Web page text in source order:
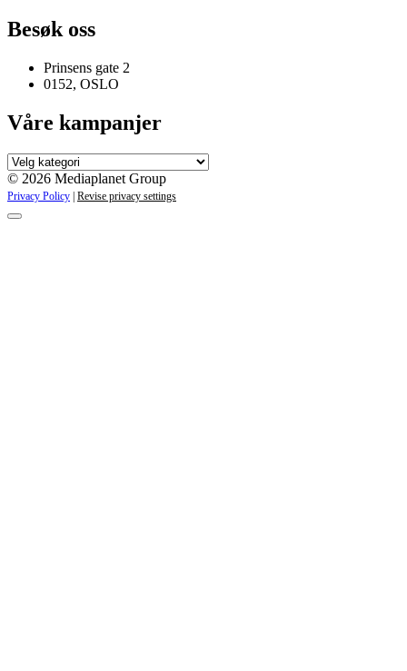
Besøk oss
Prinsens gate 2
0152, OSLO
Våre kampanjer
Våre
kampanjer
© 2026 Mediaplanet Group
Privacy Policy Revise privacy settings